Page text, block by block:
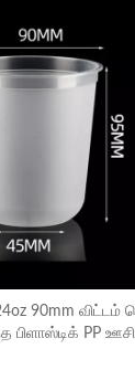
24oz 90mm
பிளாஸ்டிக் PP